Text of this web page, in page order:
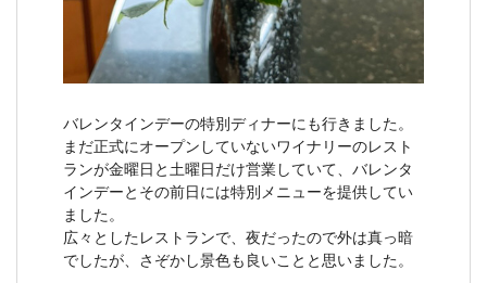
バレンタインデーの特別ディナーにも行きました。
まだ正式にオープンしていないワイナリーのレスト
ランが金曜日と土曜日だけ営業していて、バレンタ
インデーとその前日には特別メニューを提供してい
ました。
広々としたレストランで、夜だったので外は真っ暗
でしたが、さぞかし景色も良いことと思いました。